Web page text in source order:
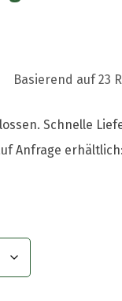
Basierend auf 23
Schnelle
Anfrage